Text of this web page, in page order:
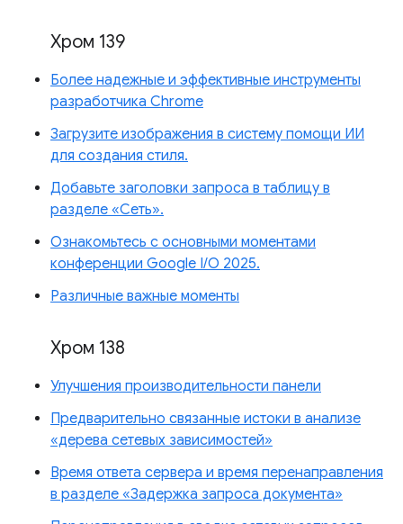
Хром 139
Более надежные и эффективные инструменты
разработчика Chrome
Загрузите изображения в систему помощи ИИ
для создания стиля.
Добавьте заголовки запроса в таблицу в
разделе «Сеть».
Ознакомьтесь с основными моментами
конференции Google I/O 2025.
Различные важные моменты
Хром 138
Улучшения производительности панели
Предварительно связанные истоки в анализе
«дерева сетевых зависимостей»
Время ответа сервера и время перенаправления
в разделе «Задержка запроса документа»